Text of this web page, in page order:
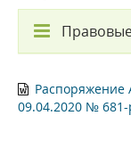
Распоряжение
09.04.2020 № 681-